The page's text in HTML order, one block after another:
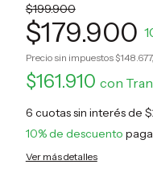
$199.900
$179.900
Precio sin impuestos
$161.910 con
6 cuotas sin interés de
10% de descuento
Ver más detalles